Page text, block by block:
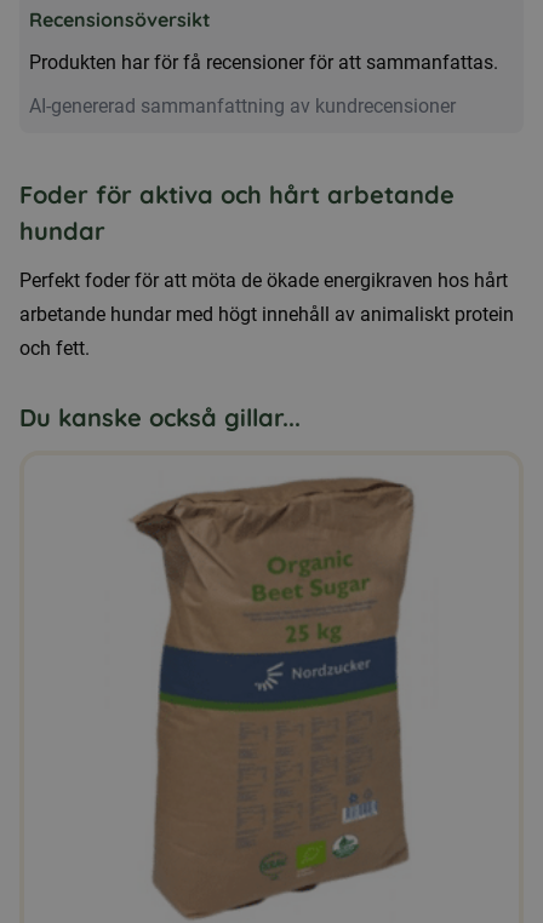
15kg,
torrfoder
hundar
mängd
Recensionsöversikt
Produkten har för få recensioner för att sammanfattas.
AI-genererad sammanfattning av kundrecensioner
Foder för aktiva och hårt arbetande
hundar
Perfekt foder för att möta de ökade energikraven hos hårt
arbetande hundar med högt innehåll av animaliskt protein
och fett.
Du kanske också gillar...